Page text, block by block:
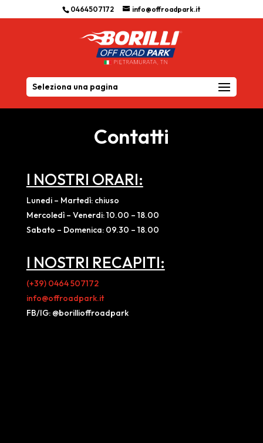
0464507172 info@offroadpark.it
Seleziona una pagina
Contatti
I NOSTRI ORARI:
Lunedi – Martedì: chiuso
Mercoledì – Venerdi: 10.00 – 18.00
Sabato – Domenica: 09.30 – 18.00
I NOSTRI RECAPITI:
(+39) 0464 507172
info@offroadpark.it
FB/IG: @borillioffroadpark